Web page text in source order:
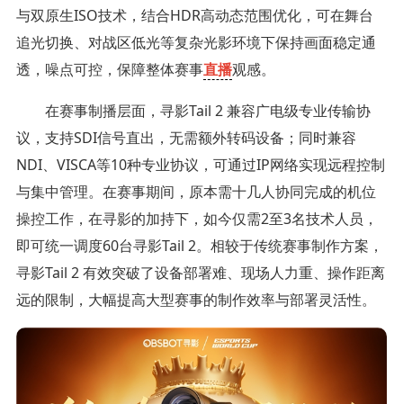
与双原生ISO技术，结合HDR高动态范围优化，可在舞台
追光切换、对战区低光等复杂光影环境下保持画面稳定通
透，噪点可控，保障整体赛事直播观感。
在赛事制播层面，寻影Tail 2 兼容广电级专业传输协
议，支持SDI信号直出，无需额外转码设备；同时兼容
NDI、VISCA等10种专业协议，可通过IP网络实现远程控制
与集中管理。在赛事期间，原本需十几人协同完成的机位
操控工作，在寻影的加持下，如今仅需2至3名技术人员，
即可统一调度60台寻影Tail 2。相较于传统赛事制作方案，
寻影Tail 2 有效突破了设备部署难、现场人力重、操作距离
远的限制，大幅提高大型赛事的制作效率与部署灵活性。